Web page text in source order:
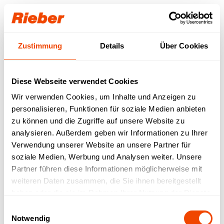
Zustimmung Details Über Cookies
Diese Webseite verwendet Cookies
Wir verwenden Cookies, um Inhalte und Anzeigen zu
personalisieren, Funktionen für soziale Medien anbieten
zu können und die Zugriffe auf unsere Website zu
analysieren. Außerdem geben wir Informationen zu Ihrer
Verwendung unserer Website an unsere Partner für
soziale Medien, Werbung und Analysen weiter. Unsere
Partner führen diese Informationen möglicherweise mit
weiteren Daten zusammen, die Sie ihnen bereitgestellt
Notwendig
Login
Unser Download-
Bereich für Sie.
Step 1: Wählen Sie Ihr Produkt / Ihre
Produktfamilie aus
Step 2: Wählen sie Ihren Download-Typ aus
FREI VERFÜGBAR
| Datenblätter |
Betriebsanleitungen | Prospekte | Kataloge
MIT LOGIN VERFÜGBAR| Bruttopreislisten |
Verfügbare Downloads werden abgerufen…